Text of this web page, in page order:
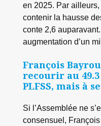
en 2025. Par
contenir la hausse
conte 2,6
augmentation d’un
François
recourir au
PLFSS, mais à
Si l’Assemblée ne
consensuel,